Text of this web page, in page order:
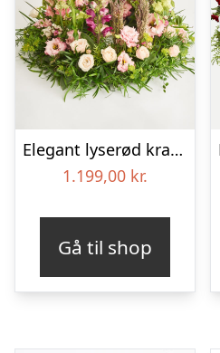
Elegant lyserød krans
1.199,00 kr.
Gå til shop